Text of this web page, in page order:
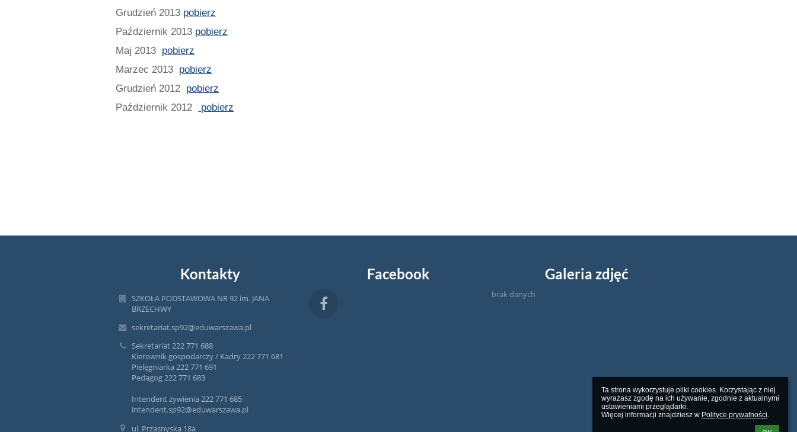
Ta strona wykorzystuje pliki cookies. Korzystając z niej
wyrażasz zgodę na ich używanie, zgodnie z aktualnymi
ustawieniami przeglądarki.
Więcej informacji znajdziesz w Polityce prywatności.
Grudzień 2013 pobierz
Październik 2013 pobierz
Maj 2013 pobierz
Marzec 2013 pobierz
Grudzień 2012 pobierz
Październik 2012
pobierz
Kontakty
SZKOŁA PODSTAWOWA NR 92 im. JANA
BRZECHWY
sekretariat.sp92@eduwarszawa.pl
Sekretariat 222 771 688
Kierownik gospodarczy / Kadry 222 771 681
Pielęgniarka 222 771 691
Pedagog 222 771 683
Intendent żywienia 222 771 685
intendent.sp92@eduwarszawa.pl
ul. Przasnyska 18a
Facebook Galeria zdjęć
brak danych